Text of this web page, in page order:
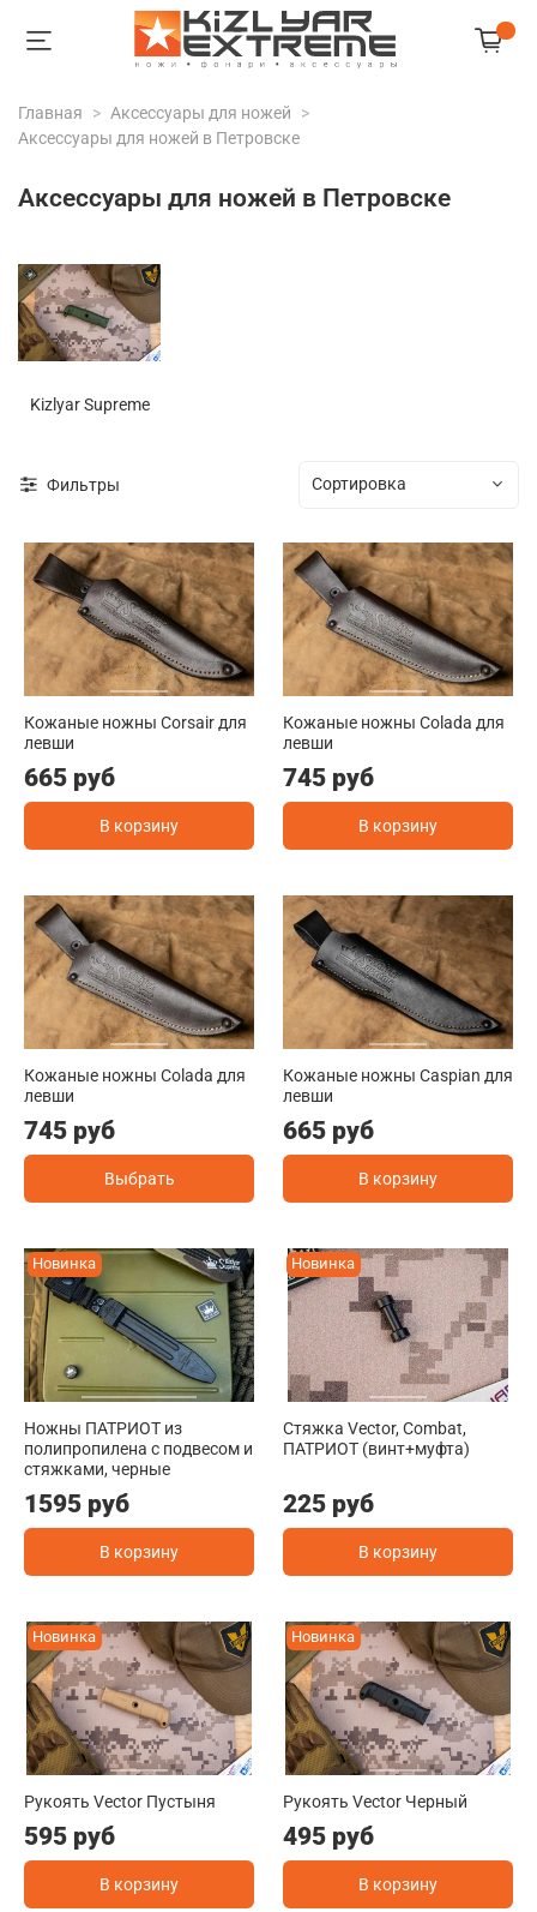
Главная
Аксессуары для ножей
Аксессуары для ножей в Петровске
Аксессуары для ножей в Петровске
Kizlyar Supreme
Фильтры
Кожаные ножны Corsair для
левши
665 руб
В корзину
Кожаные ножны Colada для
левши
745 руб
В корзину
Кожаные ножны Colada для
левши
745 руб
Выбрать
Кожаные ножны Caspian для
левши
665 руб
В корзину
Новинка
Ножны ПАТРИОТ из
полипропилена с подвесом и
стяжками, черные
1595 руб
В корзину
Новинка
Стяжка Vector, Combat,
ПАТРИОТ (винт+муфта)
225 руб
В корзину
Новинка
Рукоять Vector Пустыня
595 руб
В корзину
Новинка
Рукоять Vector Черный
495 руб
В корзину